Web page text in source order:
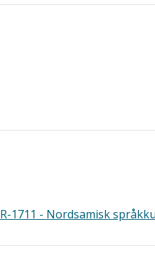
1711 - Nordsamisk